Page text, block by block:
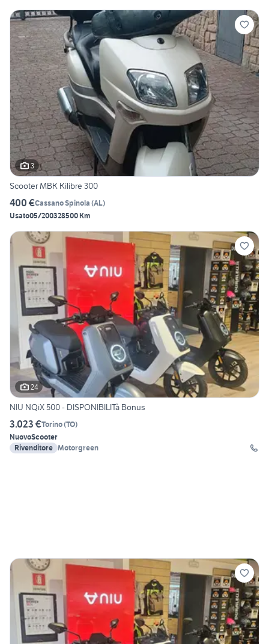
3
Scooter MBK Kilibre 300
400 €Cassano Spinola (AL)
Usato05/200328500 Km
24
NIU NQiX 500 - DISPONIBILITà Bonus
3.023 €Torino(TO)
NuovoScooter
Rivenditore Motorgreen